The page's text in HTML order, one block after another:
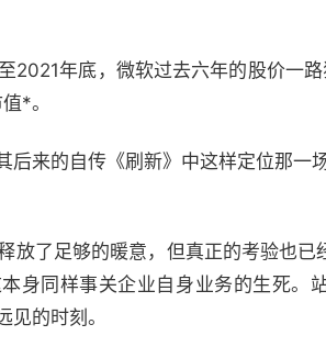
2021年底，微软过去六年的股价一
*。
后来的自传《刷新》中这样定位那
放了足够的暖意，但真正的考验也已
身同样事关企业自身业务的生死。
的时刻。